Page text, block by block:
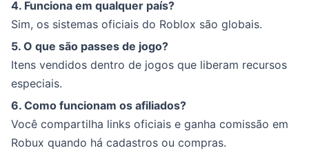
4. Funciona em qualquer país?
Sim, os sistemas oficiais do Roblox são globais.
5. O que são passes de jogo?
Itens vendidos dentro de jogos que liberam recursos
especiais.
6. Como funcionam os afiliados?
Você compartilha links oficiais e ganha comissão em
Robux quando há cadastros ou compras.